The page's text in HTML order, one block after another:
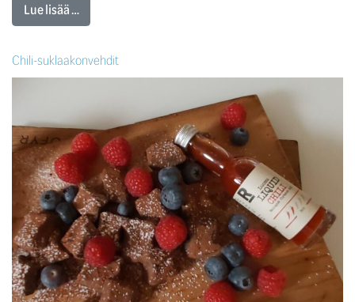
Lue lisää …
Chili-suklaakonvehdit